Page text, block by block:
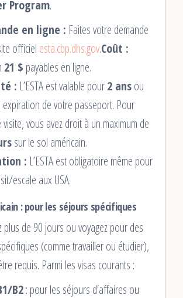
Program.
en ligne : Faites votre demande
officiel esta.cbp.dhs.gov.Coût :
21 $ payables en ligne.
: L’ESTA est valable pour2 ansou
expiration de votre passeport. Pour
visite, vous avez droit à un maximum de
sur le sol américain.
: L’ESTA est obligatoire même pour
escale aux USA.
: pour les séjours spécifiques
plus de 90 jours ou voyagez pour des
(comme travailler ou étudier),
requis. Parmi les visas courants :
B2: pour les séjours d’affaires ou